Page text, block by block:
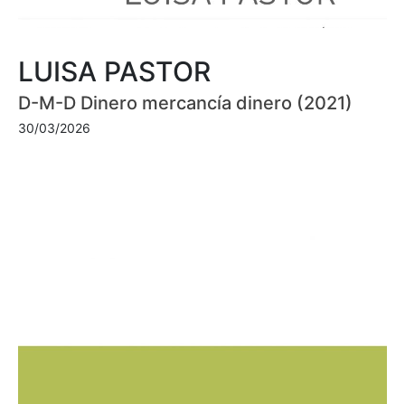
LUISA PASTOR
D-M-D Dinero mercancía dinero (2021)
30/03/2026